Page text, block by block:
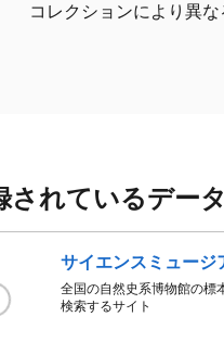
コレクションにより異な
されているデー
サイエンスミュージ
全国の自然史系博物館の標
検索するサイト